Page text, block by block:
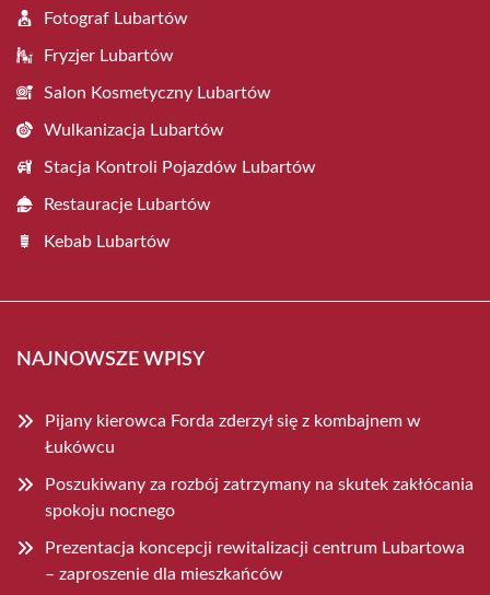
Fotograf Lubartów
Fryzjer Lubartów
Salon Kosmetyczny Lubartów
Wulkanizacja Lubartów
Stacja Kontroli Pojazdów Lubartów
Restauracje Lubartów
Kebab Lubartów
NAJNOWSZE WPISY
Pijany kierowca Forda zderzył się z kombajnem w
Łukówcu
Poszukiwany za rozbój zatrzymany na skutek zakłócania
spokoju nocnego
Prezentacja koncepcji rewitalizacji centrum Lubartowa
– zaproszenie dla mieszkańców